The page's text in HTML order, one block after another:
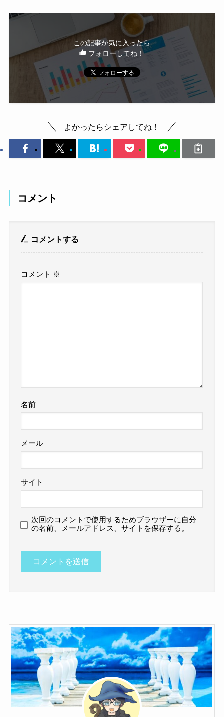
この記事が気に入ったら
フォローしてね！
よかったらシェアしてね！
コメント
コメントする
コメント ※
名前
メール
サイト
次回のコメントで使用するためブラウザーに自分
の名前、メールアドレス、サイトを保存する。